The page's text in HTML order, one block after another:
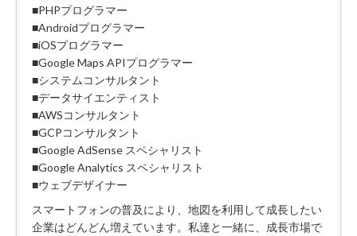
■PHPプログラマー
■Androidプログラマー
■iOSプログラマー
■Google Maps APIプログラマー
■システムコンサルタント
■データサイエンティスト
■AWSコンサルタント
■GCPコンサルタント
■Google AdSense スペシャリスト
■Google Analytics スペシャリスト
■ウェブデザイナー
スマートフォンの普及により、地図を利用して成長したい
企業はどんどん増えています。私達と一緒に、成長市場で